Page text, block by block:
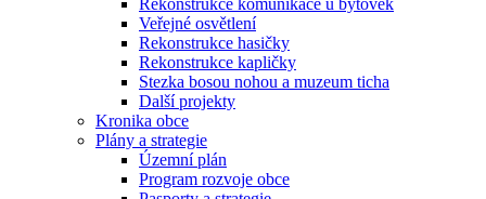
Rekonstrukce komunikace u bytovek
Veřejné osvětlení
Rekonstrukce hasičky
Rekonstrukce kapličky
Stezka bosou nohou a muzeum ticha
Další projekty
Kronika obce
Plány a strategie
Územní plán
Program rozvoje obce